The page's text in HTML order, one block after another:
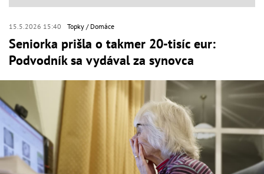
15.5.2026 15:40 Topky Domáce
Seniorka prišla o takmer 20-tisíc eur:
Podvodník sa vydával za synovca